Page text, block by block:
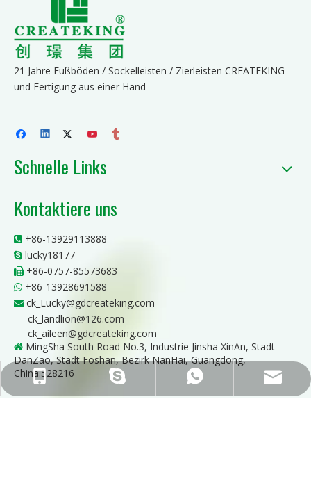
21 Jahre Fußböden / Sockelleisten / Zierleisten CREATEKING
und Fertigung aus einer Hand
+86-13929113888
+86-13928691588
ck_Lucky@gdcreateking.com
Schnelle Links
Kontaktiere uns
 +86-13929113888
 lucky18177
 +86-0757-85573683
 +86-13928691588
 ck_Lucky@gdcreateking.com
ck_landlion@126.com
ck_aileen@gdcreateking.com
 MingSha South Road No.3, Industrie Jinsha XinAn, Stadt
DanZao, Stadt Foshan, Bezirk NanHai, Guangdong,
China.528216